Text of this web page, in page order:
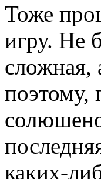
Тоже
игру. Не
сложная,
поэтому,
каких-